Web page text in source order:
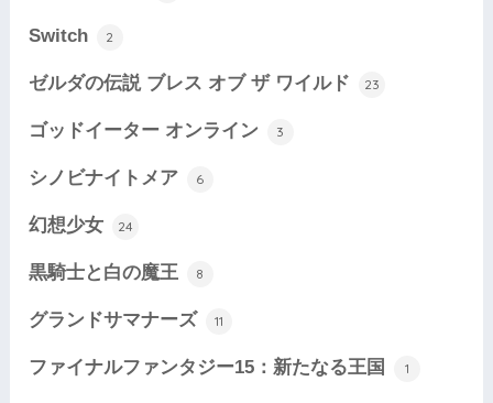
Switch 2
ゼルダの伝説 ブレス オブ ザ ワイルド 23
ゴッドイーター オンライン 3
シノビナイトメア 6
幻想少女 24
黒騎士と白の魔王 8
グランドサマナーズ 11
ファイナルファンタジー15：新たなる王国 1